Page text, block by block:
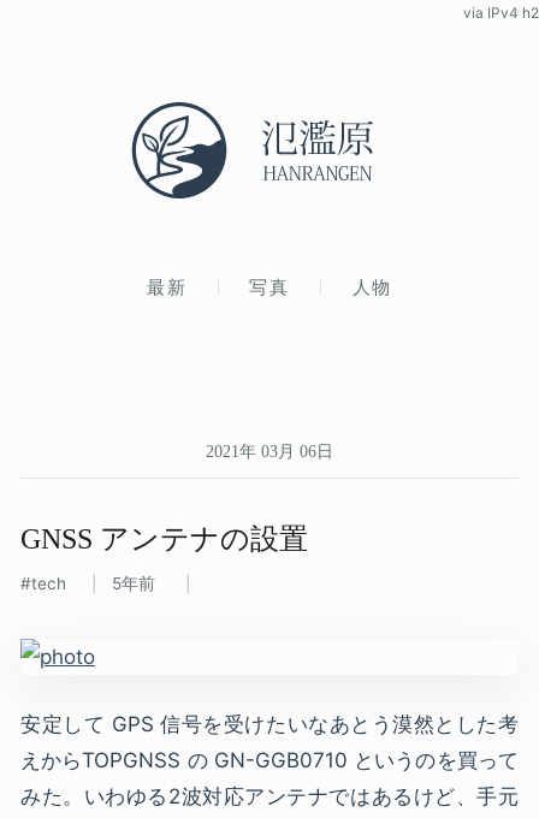
最新 写真 人物
via IPv4 h2
2021年 03月 06日
GNSS アンテナの​設置
tech 5年前
安定して GPS 信号を受けたいなあとう漠然とした考
えからTOPGNSS の GN-GGB0710 というのを買って
みた。いわゆる2波対応アンテナではあるけど、手元